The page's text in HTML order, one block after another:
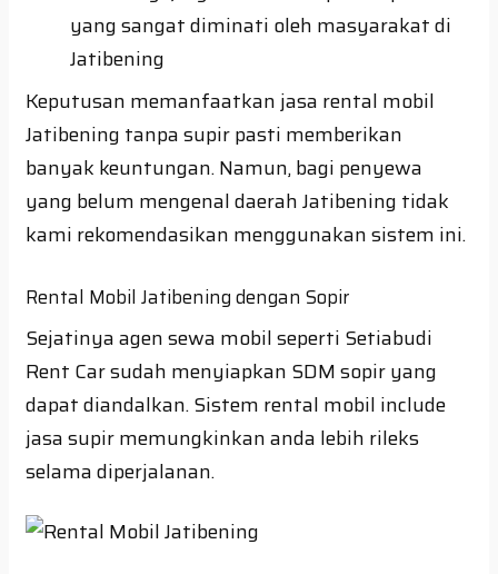
yang sangat diminati oleh masyarakat di
Jatibening
Keputusan memanfaatkan jasa rental mobil
Jatibening tanpa supir pasti memberikan
banyak keuntungan. Namun, bagi penyewa
yang belum mengenal daerah Jatibening tidak
kami rekomendasikan menggunakan sistem ini.
Rental Mobil Jatibening dengan Sopir
Sejatinya agen sewa mobil seperti Setiabudi
Rent Car sudah menyiapkan SDM sopir yang
dapat diandalkan. Sistem rental mobil include
jasa supir memungkinkan anda lebih rileks
selama diperjalanan.